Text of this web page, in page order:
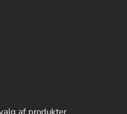
af produkter